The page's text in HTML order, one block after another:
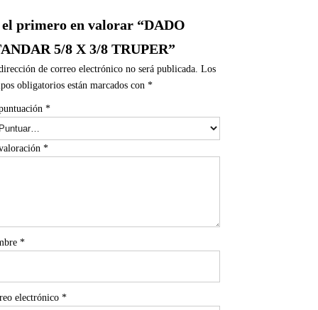
el primero en valorar “DADO
5/8 X 3/8 TRUPER”
de correo electrónico no será publicada. Los
obligatorios están marcados con *
*
*
*
electrónico *